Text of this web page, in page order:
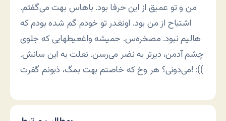
من و تو عمیق از این حرفا بود. باهاس بهت می‌گفتم.
اشتباح از من بود. اونغدر تو خودم گم شده بودم که
هالیم نبود. مصخره‌س. حمیشه واغعیطهایی که جلوی
چشم آدمن، دیرتر به نضر می‌رسن. نعلت به این سانش.
می‌دونی؟ هر وخ که خاصتم بهت بمگ، ذبونم گفرت! :((